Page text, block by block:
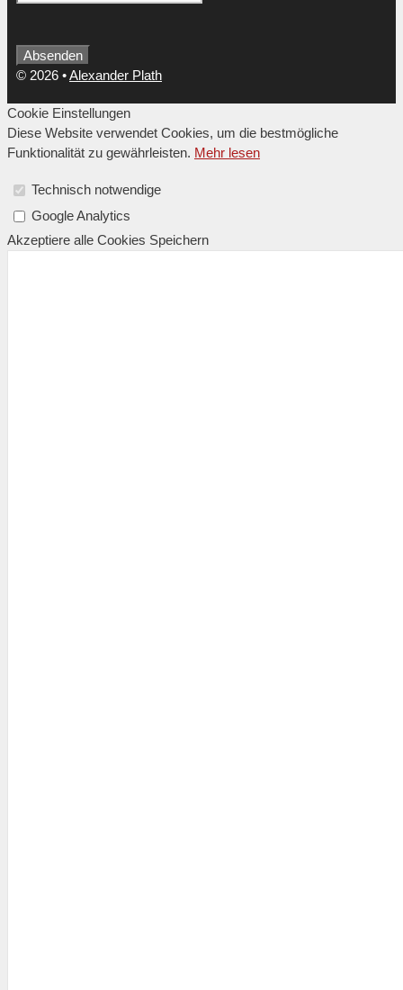
Email
Address*
Absenden
© 2026 •Alexander Plath
Cookie Einstellungen
Diese Website verwendet Cookies, um die bestmögliche
Funktionalität zu gewährleisten. Mehr lesen
Technisch notwendige
Google Analytics
Akzeptiere alle Cookies Speichern